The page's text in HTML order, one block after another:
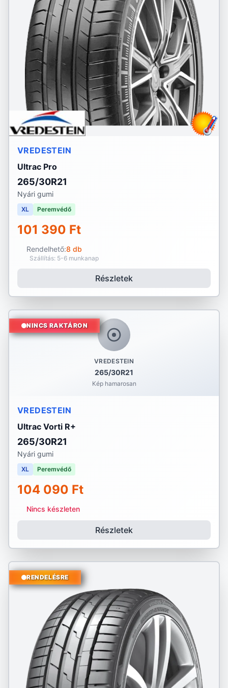
VREDESTEIN
Ultrac Pro
265/30R21
Nyári gumi
XL Peremvédő
101 390 Ft
Rendelhető:8 db
Szállítás: 5-6 munkanap
Részletek
VREDESTEIN
265/30R21
Kép hamarosan
NINCS RAKTÁRON
VREDESTEIN
Ultrac Vorti R+
265/30R21
Nyári gumi
XL Peremvédő
104 090 Ft
Nincs készleten
Részletek
RENDELÉSRE